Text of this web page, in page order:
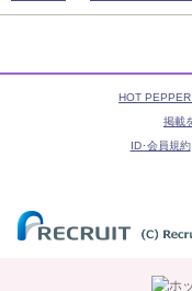
HOT
掲載
ID･会員規約